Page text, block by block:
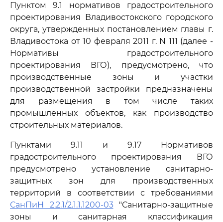
Пунктом 9.1 нормативов градостроительного
проектирования Владивостокского городского
округа, утвержденных постановлением главы г.
Владивостока от 10 февраля 2011 г. N 111 (далее -
Нормативы градостроительного
проектирования ВГО), предусмотрено, что
производственные зоны и участки
производственной застройки предназначены
для размещения в том числе таких
промышленных объектов, как производство
строительных материалов.
Пунктами 9.11 и 9.17 Нормативов
градостроительного проектирования ВГО
предусмотрено установление санитарно-
защитных зон для производственных
территорий в соответствии с требованиями
СанПиН 2.2.1/2.1.1.1200-03"Санитарно-защитные
зоны и санитарная классификация